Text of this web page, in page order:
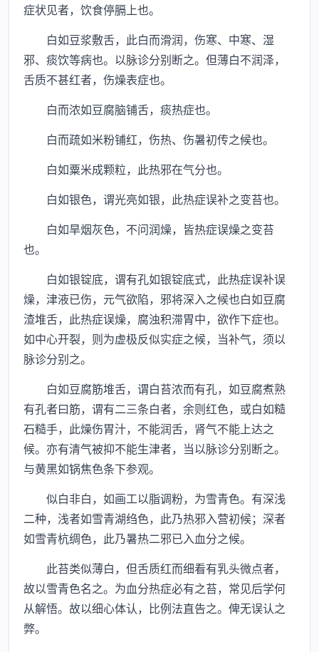
症状见者，饮食停膈上也。
白如豆浆敷舌，此白而滑润，伤寒、中寒、湿
邪、痰饮等病也。以脉诊分别断之。但薄白不润泽，
舌质不甚红者，伤燥表症也。
白而浓如豆腐脑铺舌，痰热症也。
白而疏如米粉铺红，伤热、伤暑初传之候也。
白如粟米成颗粒，此热邪在气分也。
白如银色，谓光亮如银，此热症误补之变苔也。
白如旱烟灰色，不问润燥，皆热症误燥之变苔
也。
白如银锭底，谓有孔如银锭底式，此热症误补误
燥，津液已伤，元气欲陷，邪将深入之候也白如豆腐
渣堆舌，此热症误燥，腐浊积滞胃中，欲作下症也。
如中心开裂，则为虚极反似实症之候，当补气，须以
脉诊分别之。
白如豆腐筋堆舌，谓白苔浓而有孔，如豆腐煮熟
有孔者曰筋，谓有二三条白者，余则红色，或白如糙
石糙手，此燥伤胃汁，不能润舌，肾气不能上达之
候。亦有清气被抑不能生津者，当以脉诊分别断之。
与黄黑如锅焦色条下参观。
似白非白，如画工以脂调粉，为雪青色。有深浅
二种，浅者如雪青湖绉色，此乃热邪入营初候；深者
如雪青杭绸色，此乃暑热二邪已入血分之候。
此苔类似薄白，但舌质红而细看有乳头微点者，
故以雪青色名之。为血分热症必有之苔，常见后学何
从解悟。故以细心体认，比例法直告之。俾无误认之
弊。